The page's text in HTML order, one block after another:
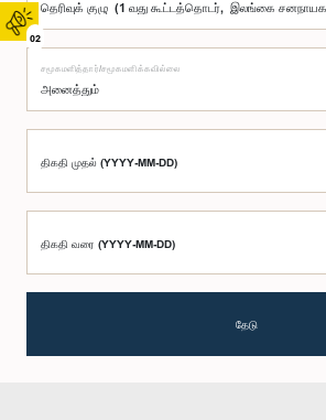
02
சமூகமளித்தார்/சமூகமளிக்கவில்லை
திகதி முதல் (YYYY-MM-DD)
திகதி வரை (YYYY-MM-DD)
தேடு